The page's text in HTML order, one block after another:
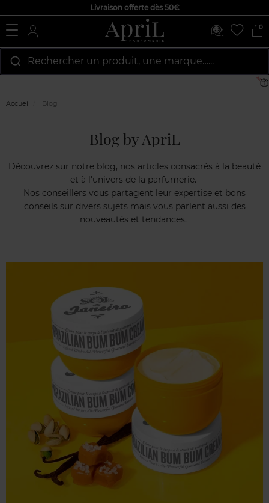
Livraison offerte dès 50€
0
Rechercher un produit, une marque…...
Accueil Blog
Blog by ApriL
Découvrez sur notre blog, nos articles consacrés à la beauté
et à l'univers de la parfumerie.
Nos conseillers vous partagent leur expertise et bons
conseils sur divers sujets mais vous parlent aussi des
nouveautés et tendances.